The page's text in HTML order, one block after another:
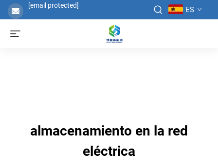
[email protected] ES
almacenamiento en la red
eléctrica